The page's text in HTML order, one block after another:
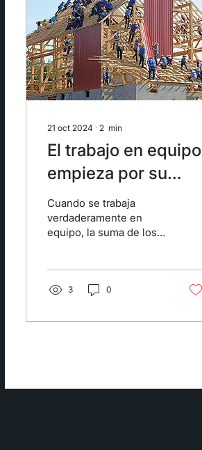
21 oct 2024 ∙ 2 min
El trabajo en equipo
empieza por su
armado
Cuando se trabaja
verdaderamente en
equipo, la suma de los
obtienen. Es por eso...
3 0